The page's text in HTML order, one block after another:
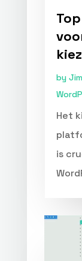
by
Het
is